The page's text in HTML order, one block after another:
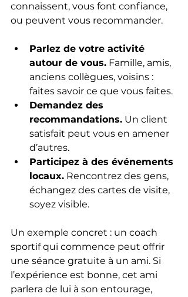
connaissent, vous font confiance,
ou peuvent vous recommander.
Parlez de votre activité
autour de vous. Famille, amis,
anciens collègues, voisins :
faites savoir ce que vous faites.
Demandez des
recommandations. Un client
satisfait peut vous en amener
d’autres.
Participez à des événements
locaux. Rencontrez des gens,
échangez des cartes de visite,
soyez visible.
Un exemple concret : un coach
sportif qui commence peut offrir
une séance gratuite à un ami. Si
l’expérience est bonne, cet ami
parlera de lui à son entourage,